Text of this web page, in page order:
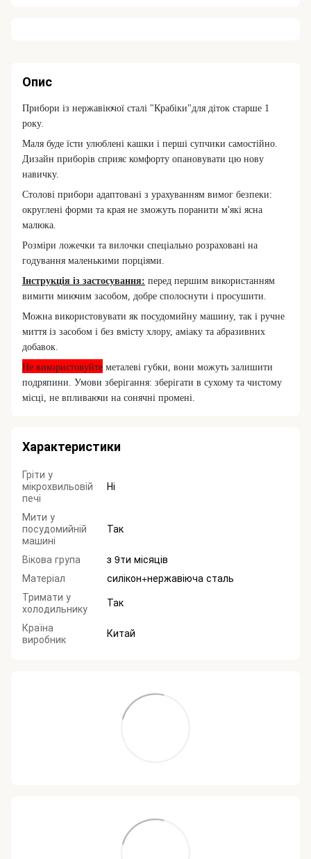
Опис
Прибори із нержавіючої сталі "Крабіки"для діток старше 1
року.
Маля буде їсти улюблені кашки і перші супчики самостійно.
Дизайн приборів сприяє комфорту опановувати цю нову
навичку.
Столові прибори адаптовані з урахуванням вимог безпеки:
округлені форми та края не зможуть поранити м'які ясна
малюка.
Розміри ложечки та вилочки спеціально розраховані на
годування маленькими порціями.
Інструкція із застосування: перед першим використанням
вимити миючим засобом, добре сполоснути і просушити.
Можна використовувати як посудомийну машину, так і ручне
миття із засобом і без вмісту хлору, аміаку та абразивних
добавок.
Не використовуйте металеві губки, вони можуть залишити
подряпини. Умови зберігання: зберігати в сухому та чистому
місці, не впливаючи на сонячні промені.
Характеристики
Гріти у
мікрохвильовій
печі
Ні
Мити у
посудомийній
машині
Так
Вікова група
з 9ти місяців
Матеріал
силікон+нержавіюча сталь
Тримати у
холодильнику
Так
Країна
виробник
Китай